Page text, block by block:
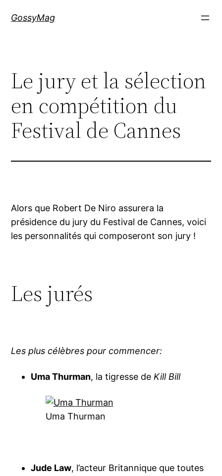
GossyMag
Le jury et la sélection
en compétition du
Festival de Cannes
Alors que Robert De Niro assurera la
présidence du jury du Festival de Cannes, voici
les personnalités qui composeront son jury !
Les jurés
Les plus célèbres pour commencer:
Uma Thurman, la tigresse deKill Bill
Uma Thurman
Jude Law, l’acteur Britannique que toutes